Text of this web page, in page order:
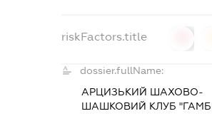
riskFactors.title
dossier.fullName:
АРЦИЗЬКИЙ ШАХОВО-
ШАШКОВИЙ КЛУБ